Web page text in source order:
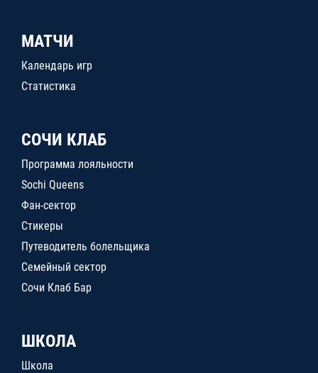
МАТЧИ
Календарь игр
Статистика
СОЧИ КЛАБ
Программа лояльности
Sochi Queens
Фан-сектор
Стикеры
Путеводитель болельщика
Семейный сектор
Сочи Клаб Бар
ШКОЛА
Школа